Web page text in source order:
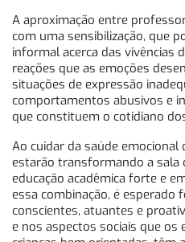
A aproximação entre
com uma sensibilização, que
informal acerca das vivências
reações que as emoções
situações de expressão
comportamentos abusivos e
que constituem o cotidiano
Ao cuidar da saúde emocional
estarão transformando a sala
educação acadêmica forte e
essa combinação, é esperado
conscientes, atuantes e
e nos aspectos sociais que os